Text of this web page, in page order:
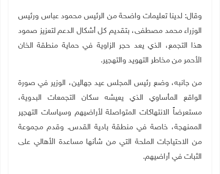
وقال: لدينا تعليمات واضحة من الرئيس محمود عباس ورئيس
الوزراء محمد مصطفى، بتقديم كل أشكال الدعم لتعزيز صمود
هذا التجمع، الذي يعد حجر الزاوية في حماية منطقة الخان
الأحمر من مخاطر التهويد والتهجير.
من جانبه، وضع رئيس المجلس عيد جهالين، الوزير في صورة
الواقع المأساوي الذي يعيشه سكان التجمعات البدوية،
مستعرضاً الانتهاكات المتواصلة لأراضيهم وسياسات التهجير
الممنهجة، خاصة في منطقة بادية القدس. وقدم مجموعة
من الاحتياجات الملحة التي من شأنها مساعدة الأهالي على
الثبات في أراضيهم.